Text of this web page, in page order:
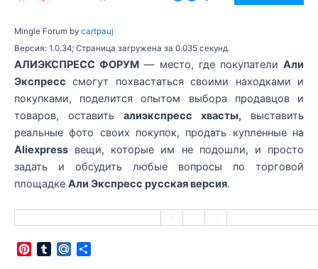
Mingle Forum by cartpauj
Версия: 1.0.34; Страница загружена за 0.035 секунд.
АЛИЭКСПРЕСС ФОРУМ — место, где покупатели Али
Экспресс смогут похвастаться своими находками и
покупками, поделится опытом выбора продавцов и
товаров, оставить алиэкспресс хвасты, выставить
реальные фото своих покупок, продать купленные на
Aliexpress вещи, которые им не подошли, и просто
задать и обсудить любые вопросы по торговой
площадке Али Экспресс русская версия.
M